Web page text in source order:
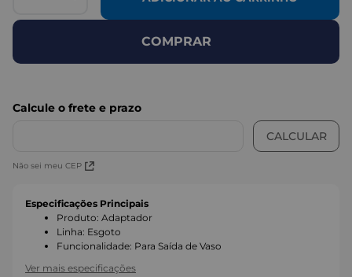
COMPRAR
Não sei meu CEP
Especificações Principais
Produto: Adaptador
Linha: Esgoto
Funcionalidade: Para Saída de Vaso
Ver mais especificações